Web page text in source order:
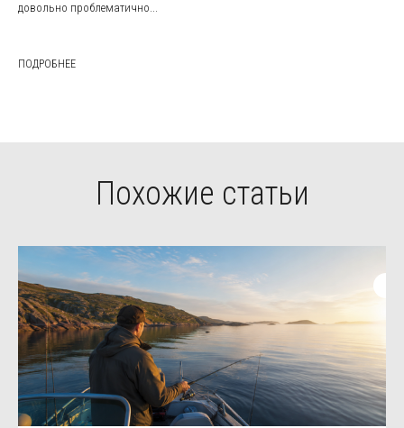
довольно проблематично...
ПОДРОБНЕЕ
Похожие статьи